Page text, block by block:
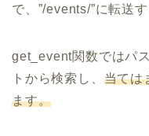
で、”/events/”に転送
get_event関数ではパ
トから検索し、 当ては
ます。